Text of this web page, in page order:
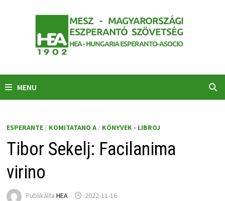
MENU
ESPERANTE/ KOMITATANO A/ KÖNYVEK - LIBROJ
Tibor Sekelj: Facilanima
virino
Publikálta HEA 2022-11-16